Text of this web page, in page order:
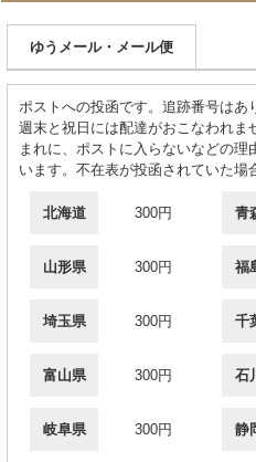
ゆうメール・メール便
ポストへの投函です。追跡番号はあ
週末と祝日には配達がおこなわれ
まれに、ポストに入らないなどの
います。不在表が投函されていた
北海道 300円 青
山形県 300円 福
埼玉県 300円 千
富山県 300円 石
岐阜県 300円 静